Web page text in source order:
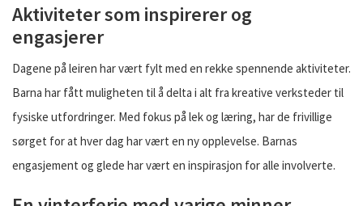
Aktiviteter som inspirerer og
engasjerer
Dagene på leiren har vært fylt med en rekke spennende aktiviteter.
Barna har fått muligheten til å delta i alt fra kreative verksteder til
fysiske utfordringer. Med fokus på lek og læring, har de frivillige
sørget for at hver dag har vært en ny opplevelse. Barnas
engasjement og glede har vært en inspirasjon for alle involverte.